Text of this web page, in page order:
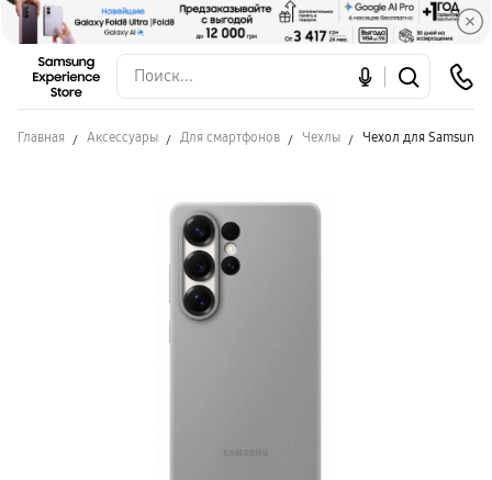
Главная Аксессуары Для смартфонов Чехлы Чехол для Samsung